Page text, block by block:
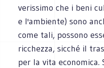
verissimo che i beni
e l'ambiente) sono
come tali, possono
ricchezza, sicché il
per la vita